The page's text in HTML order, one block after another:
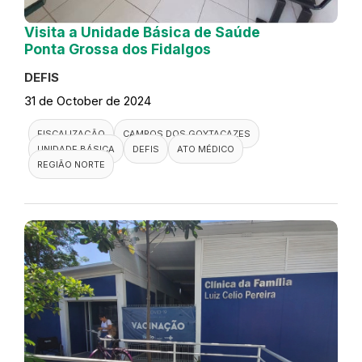
Visita a Unidade Básica de Saúde
Ponta Grossa dos Fidalgos
DEFIS
31 de October de 2024
FISCALIZAÇÃO
CAMPOS DOS GOYTACAZES
UNIDADE BÁSICA
DEFIS
ATO MÉDICO
REGIÃO NORTE